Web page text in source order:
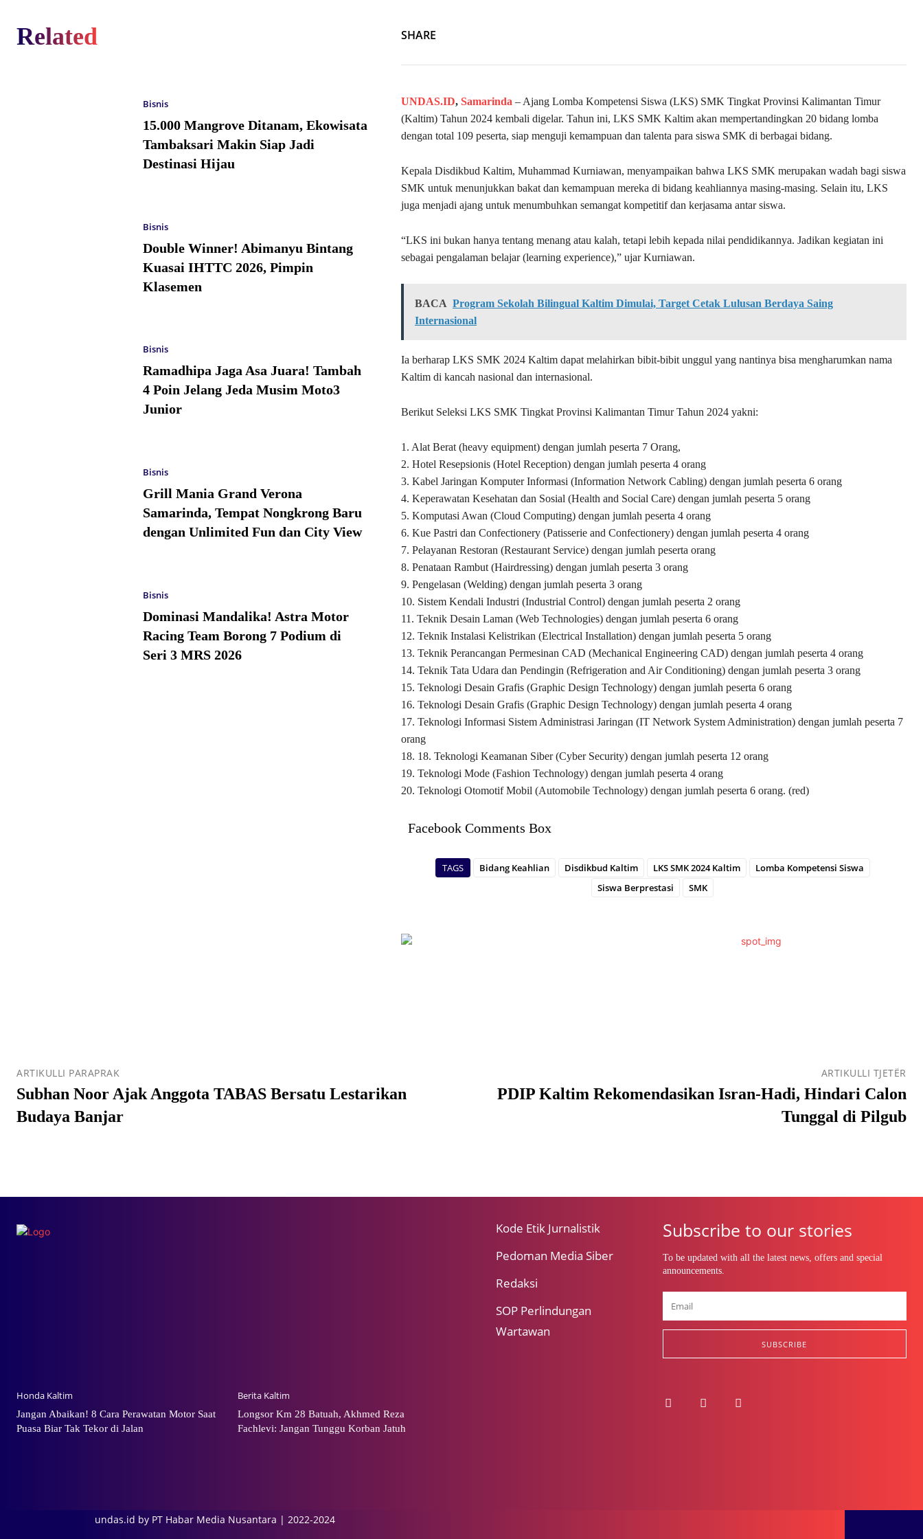
Related
Bisnis
15.000 Mangrove Ditanam, Ekowisata
Tambaksari Makin Siap Jadi
Destinasi Hijau
Bisnis
Double Winner! Abimanyu Bintang
Kuasai IHTTC 2026, Pimpin
Klasemen
Bisnis
Ramadhipa Jaga Asa Juara! Tambah
4 Poin Jelang Jeda Musim Moto3
Junior
Bisnis
Grill Mania Grand Verona
Samarinda, Tempat Nongkrong Baru
dengan Unlimited Fun dan City View
Bisnis
Dominasi Mandalika! Astra Motor
Racing Team Borong 7 Podium di
Seri 3 MRS 2026
SHARE
UNDAS.ID, Samarinda – Ajang Lomba Kompetensi Siswa (LKS) SMK Tingkat Provinsi Kalimantan Timur
(Kaltim) Tahun 2024 kembali digelar. Tahun ini, LKS SMK Kaltim akan mempertandingkan 20 bidang lomba
dengan total 109 peserta, siap menguji kemampuan dan talenta para siswa SMK di berbagai bidang.
Kepala Disdikbud Kaltim, Muhammad Kurniawan, menyampaikan bahwa LKS SMK merupakan wadah bagi siswa
SMK untuk menunjukkan bakat dan kemampuan mereka di bidang keahliannya masing-masing. Selain itu, LKS
juga menjadi ajang untuk menumbuhkan semangat kompetitif dan kerjasama antar siswa.
“LKS ini bukan hanya tentang menang atau kalah, tetapi lebih kepada nilai pendidikannya. Jadikan kegiatan ini
sebagai pengalaman belajar (learning experience),” ujar Kurniawan.
BACA Program Sekolah Bilingual Kaltim Dimulai, Target Cetak Lulusan Berdaya Saing
Internasional
Ia berharap LKS SMK 2024 Kaltim dapat melahirkan bibit-bibit unggul yang nantinya bisa mengharumkan nama
Kaltim di kancah nasional dan internasional.
Berikut Seleksi LKS SMK Tingkat Provinsi Kalimantan Timur Tahun 2024 yakni:
1. Alat Berat (heavy equipment) dengan jumlah peserta 7 Orang,
2. Hotel Resepsionis (Hotel Reception) dengan jumlah peserta 4 orang
3. Kabel Jaringan Komputer Informasi (Information Network Cabling) dengan jumlah peserta 6 orang
4. Keperawatan Kesehatan dan Sosial (Health and Social Care) dengan jumlah peserta 5 orang
5. Komputasi Awan (Cloud Computing) dengan jumlah peserta 4 orang
6. Kue Pastri dan Confectionery (Patisserie and Confectionery) dengan jumlah peserta 4 orang
7. Pelayanan Restoran (Restaurant Service) dengan jumlah peserta orang
8. Penataan Rambut (Hairdressing) dengan jumlah peserta 3 orang
9. Pengelasan (Welding) dengan jumlah peserta 3 orang
10. Sistem Kendali Industri (Industrial Control) dengan jumlah peserta 2 orang
11. Teknik Desain Laman (Web Technologies) dengan jumlah peserta 6 orang
12. Teknik Instalasi Kelistrikan (Electrical Installation) dengan jumlah peserta 5 orang
13. Teknik Perancangan Permesinan CAD (Mechanical Engineering CAD) dengan jumlah peserta 4 orang
14. Teknik Tata Udara dan Pendingin (Refrigeration and Air Conditioning) dengan jumlah peserta 3 orang
15. Teknologi Desain Grafis (Graphic Design Technology) dengan jumlah peserta 6 orang
16. Teknologi Desain Grafis (Graphic Design Technology) dengan jumlah peserta 4 orang
17. Teknologi Informasi Sistem Administrasi Jaringan (IT Network System Administration) dengan jumlah peserta 7
orang
18. 18. Teknologi Keamanan Siber (Cyber Security) dengan jumlah peserta 12 orang
19. Teknologi Mode (Fashion Technology) dengan jumlah peserta 4 orang
20. Teknologi Otomotif Mobil (Automobile Technology) dengan jumlah peserta 6 orang. (red)
Facebook Comments Box
TAGS Bidang Keahlian Disdikbud Kaltim LKS SMK 2024 Kaltim
Lomba Kompetensi Siswa
Siswa Berprestasi
SMK
ARTIKULLI PARAPRAK
Subhan Noor Ajak Anggota TABAS Bersatu Lestarikan
Budaya Banjar
ARTIKULLI TJETËR
PDIP Kaltim Rekomendasikan Isran-Hadi, Hindari Calon
Tunggal di Pilgub
Honda Kaltim
Jangan Abaikan! 8 Cara Perawatan Motor Saat
Puasa Biar Tak Tekor di Jalan
Berita Kaltim
Longsor Km 28 Batuah, Akhmed Reza
Fachlevi: Jangan Tunggu Korban Jatuh
Kode Etik Jurnalistik
Pedoman Media Siber
Redaksi
SOP Perlindungan
Wartawan
Subscribe to our stories
To be updated with all the latest news, offers and special
announcements.
SUBSCRIBE
undas.id by PT Habar Media Nusantara | 2022-2024